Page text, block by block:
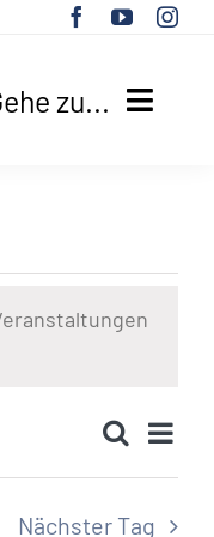
zu...
Suche
Tag
Nächster Tag